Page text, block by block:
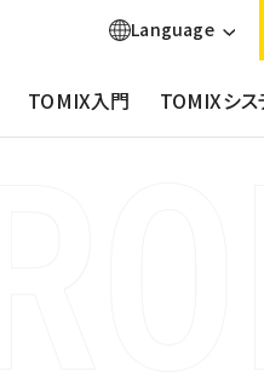
TOMIX入門 TOMIXシス
Language